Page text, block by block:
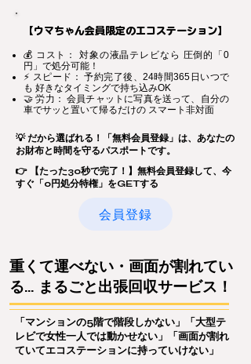
【ウマちゃん会員限定のエコステーション】
💰 コスト： 対象の液晶テレビなら 圧倒的「0
円」で処分可能！
⚡ スピード： 予約完了後、24時間365日いつで
も 好きなタイミングで持ち込みOK
🤝 労力： 会員チャットに写真を送って、自分の
車でサッと置いて帰るだけの スマート非対面
💡 だから選ばれる！「無料会員登録」は、あなたの
お財布と時間を守るパスポートです。
👉 【たった30秒で完了！】無料会員登録して、今
すぐ「0円処分特権」をGETする
会員登録
重くて運べない・画面が割れてい
る… まるごと出張回収サービス！
「マンションの5階で階段しかない」「大型テ
レビで女性一人では動かせない」「画面が割れ
ていてエコステーションに持っていけない」